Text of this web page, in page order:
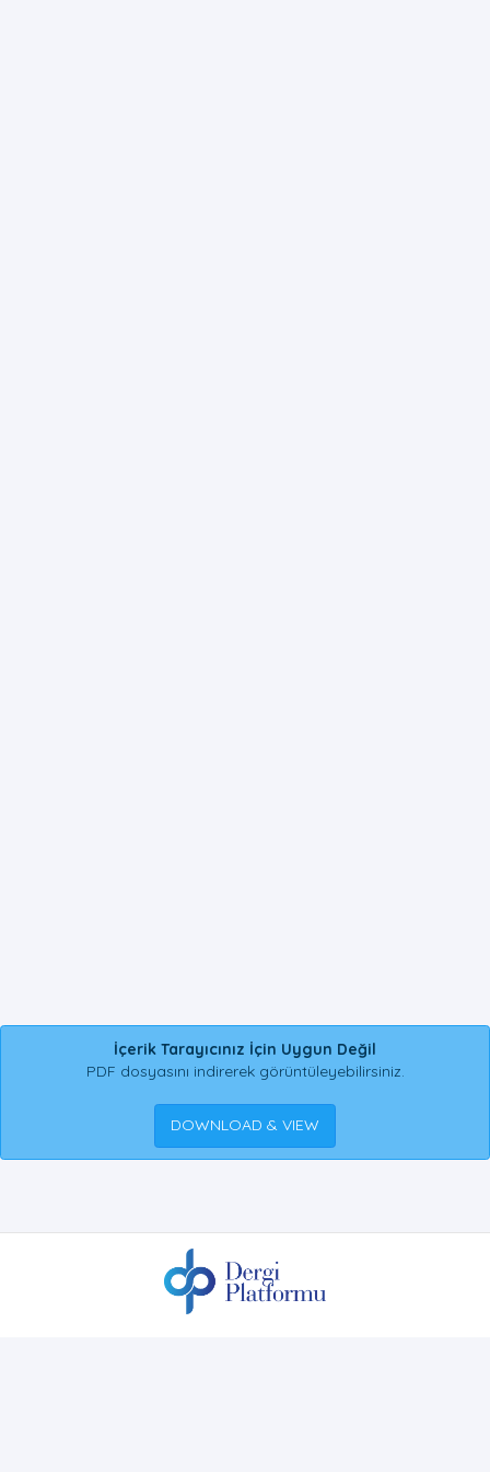
İçerik Tarayıcınız İçin Uygun Değil
PDF dosyasını indirerek görüntüleyebilirsiniz.
DOWNLOAD & VIEW